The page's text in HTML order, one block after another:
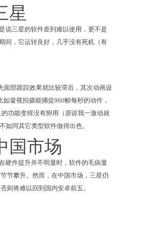
星
说三星的软件差到难以使用，更不是
间，它运转良好，几乎没有死机（有
面部跟踪效果就比较滞后，其次动画设
凝视拍摄能捕捉960帧每秒的动作，
功能变得没有卵用（原谅我一激动就
如同其它类型软件做得出色。
国市场
硬件提升并不明显时，软件的毛病显
节攀升。然而，在中国市场，三星仍
则将难以回到国内安卓前五。